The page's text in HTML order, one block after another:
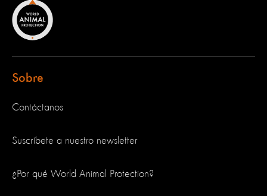
Sobre
Contáctanos
Suscríbete a nuestro newsletter
¿Por qué World Animal Protection?